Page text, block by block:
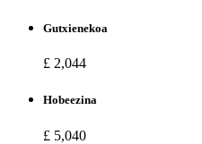
Gutxienekoa
£ 2,044
Hobeezina
£ 5,040